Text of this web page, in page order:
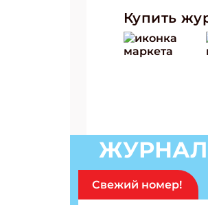
Купить
Свежий номер!